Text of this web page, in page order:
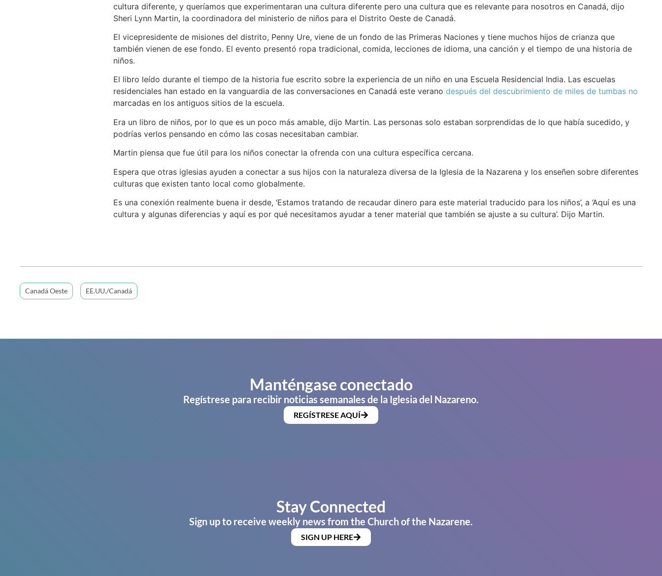
cultura diferente, y queríamos que experimentaran una cultura diferente pero una cultura que es relevante para nosotros en Canadá, dijo
Sheri Lynn Martin, la coordinadora del ministerio de niños para el Distrito Oeste de Canadá.
El vicepresidente de misiones del distrito, Penny Ure, viene de un fondo de las Primeras Naciones y tiene muchos hijos de crianza que
también vienen de ese fondo. El evento presentó ropa tradicional, comida, lecciones de idioma, una canción y el tiempo de una historia de
niños.
El libro leído durante el tiempo de la historia fue escrito sobre la experiencia de un niño en una Escuela Residencial India. Las escuelas
residenciales han estado en la vanguardia de las conversaciones en Canadá este verano después del descubrimiento de miles de tumbas no
marcadas en los antiguos sitios de la escuela.
Era un libro de niños, por lo que es un poco más amable, dijo Martin. Las personas solo estaban sorprendidas de lo que había sucedido, y
podrías verlos pensando en cómo las cosas necesitaban cambiar.
Martin piensa que fue útil para los niños conectar la ofrenda con una cultura específica cercana.
Espera que otras iglesias ayuden a conectar a sus hijos con la naturaleza diversa de la Iglesia de la Nazarena y los enseñen sobre diferentes
culturas que existen tanto local como globalmente.
Es una conexión realmente buena ir desde, ‘Estamos tratando de recaudar dinero para este material traducido para los niños’, a ‘Aquí es una
cultura y algunas diferencias y aquí es por qué necesitamos ayudar a tener material que también se ajuste a su cultura’. Dijo Martin.
Canadá Oeste EE.UU./Canadá
Manténgase conectado
Regístrese para recibir noticias semanales de la Iglesia del Nazareno.
REGÍSTRESE AQUÍ
Stay Connected
Sign up to receive weekly news from the Church of the Nazarene.
SIGN UP HERE